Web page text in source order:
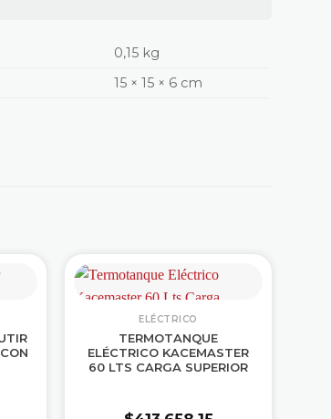
0,15 kg
15 × 15 × 6 cm
ELÉCTRICO
TERMOTANQUE
ELÉCTRICO KACEMASTER
60 LTS CARGA SUPERIOR